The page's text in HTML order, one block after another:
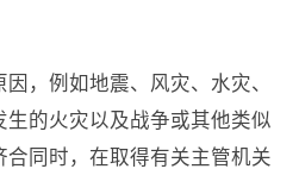
，例如地震、风灾、水灾、
的火灾以及战争或其他类似
同时，在取得有关主管机关